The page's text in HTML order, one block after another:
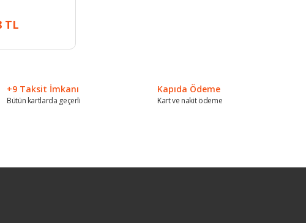
TL
+9 Taksit İmkanı
Bütün kartlarda geçerli
Kapıda Ödeme
Kart ve nakit ödeme